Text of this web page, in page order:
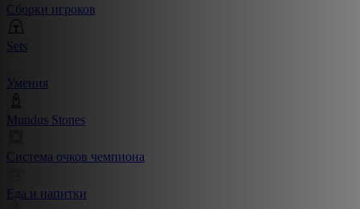
Сборки игроков
Sets
Умения
Mundus Stones
Система очков чемпиона
Еда и напитки